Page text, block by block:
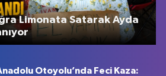
Limonata Satarak Ayda
Otoyolu’nda Feci Kaza: